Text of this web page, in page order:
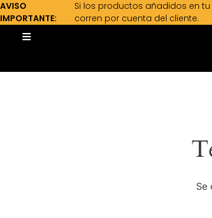
AVISO
IMPORTANTE:
Si los productos añadidos en
corren por cuenta del cliente.
Se